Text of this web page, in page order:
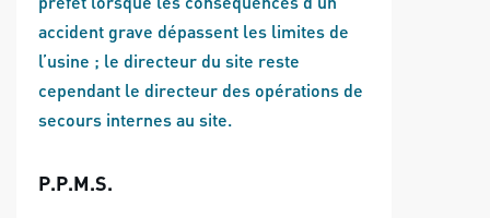
accident grave dépassent les limites de
l’usine ; le directeur du site reste
cependant le directeur des opérations de
secours internes au site.
P.P.M.S.